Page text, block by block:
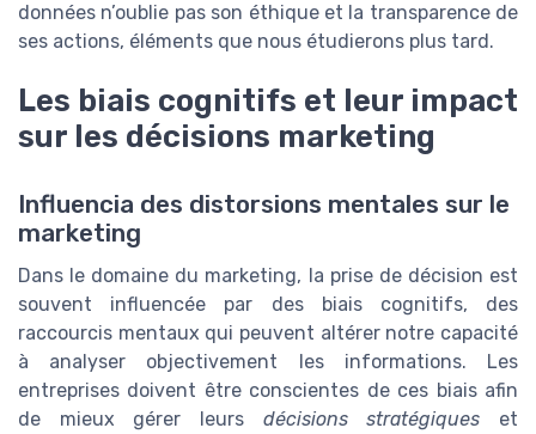
données n’oublie pas son éthique et la transparence de
ses actions, éléments que nous étudierons plus tard.
Les biais cognitifs et leur impact
sur les décisions marketing
Influencia des distorsions mentales sur le
marketing
Dans le domaine du marketing, la prise de décision est
souvent influencée par des biais cognitifs, des
raccourcis mentaux qui peuvent altérer notre capacité
à analyser objectivement les informations. Les
entreprises doivent être conscientes de ces biais afin
de mieux gérer leurs décisions stratégiques et